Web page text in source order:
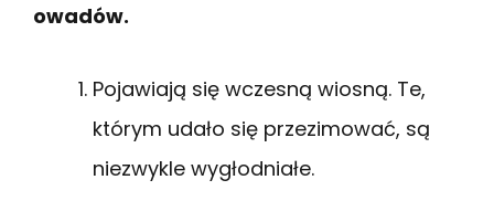
owadów.
Pojawiają się wczesną wiosną. Te,
którym udało się przezimować, są
niezwykle wygłodniałe.